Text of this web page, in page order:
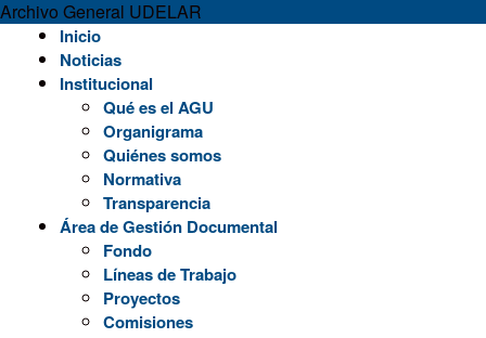
Archivo General UDELAR
content
Inicio
Noticias
Institucional
Qué es el AGU
Organigrama
Quiénes somos
Normativa
Transparencia
Área de Gestión Documental
Fondo
Líneas de Trabajo
Proyectos
Comisiones